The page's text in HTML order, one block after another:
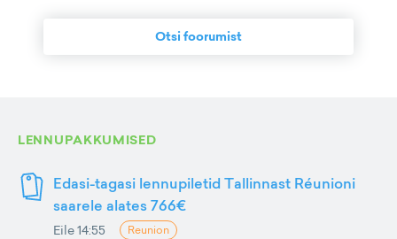
Otsi foorumist
LENNUPAKKUMISED
Edasi-tagasi lennupiletid Tallinnast Réunioni
saarele alates 766€
Eile 14:55 Reunion